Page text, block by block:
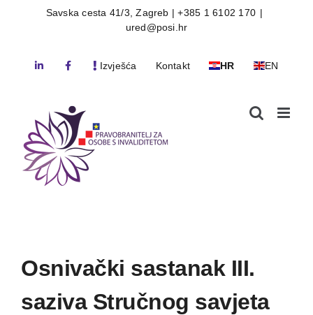
Savska cesta 41/3, Zagreb | +385 1 6102 170 |
ured@posi.hr
Izvješća Kontakt HR EN
Osnivački sastanak III.
saziva Stručnog savjeta